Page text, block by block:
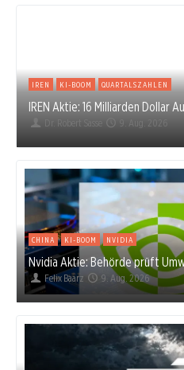
IREN KI-BOOM QUARTALSZAHLEN
IREN Aktie: 16 Milliarden Dollar
Dr. Robert Sasse 9. Aug. 2026
CHINA KI-BOOM NVIDIA
Nvidia Aktie: Behörde prüft
Felix Baarz 9. Aug. 2026